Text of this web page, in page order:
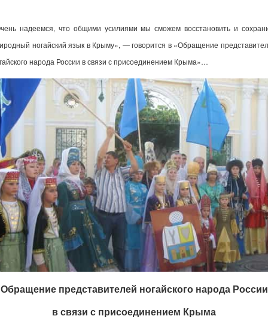
надеемся, что общими усилиями мы сможем восстановить и
ногайский язык в Крыму», — говорится в «Обращение
народа России в связи с присоединением Крыма»…
Обращение представителей ногайского народа России
в связи с присоединением Крыма